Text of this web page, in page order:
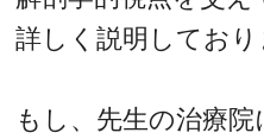
詳しく説明しており
もし、先生の治療院